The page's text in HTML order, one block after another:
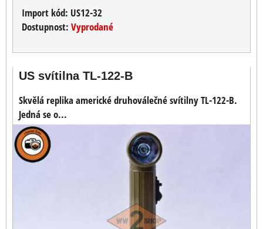
Import kód: US12-32
Dostupnost: Vyprodané
US svítilna TL-122-B
Skvělá replika americké druhoválečné svítilny TL-122-B.
Jedná se o...